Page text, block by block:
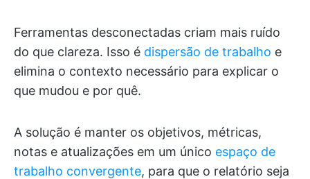
Ferramentas desconectadas criam mais ruído
do que clareza. Isso é dispersão de trabalho e
elimina o contexto necessário para explicar o
que mudou e por quê.
A solução é manter os objetivos, métricas,
notas e atualizações em um único espaço de
trabalho convergente, para que o relatório seja